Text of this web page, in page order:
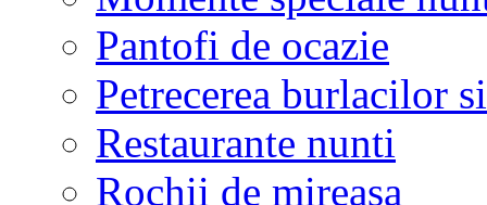
Pantofi de ocazie
Petrecerea burlacilor
Restaurante nunti
Rochii de mireasa